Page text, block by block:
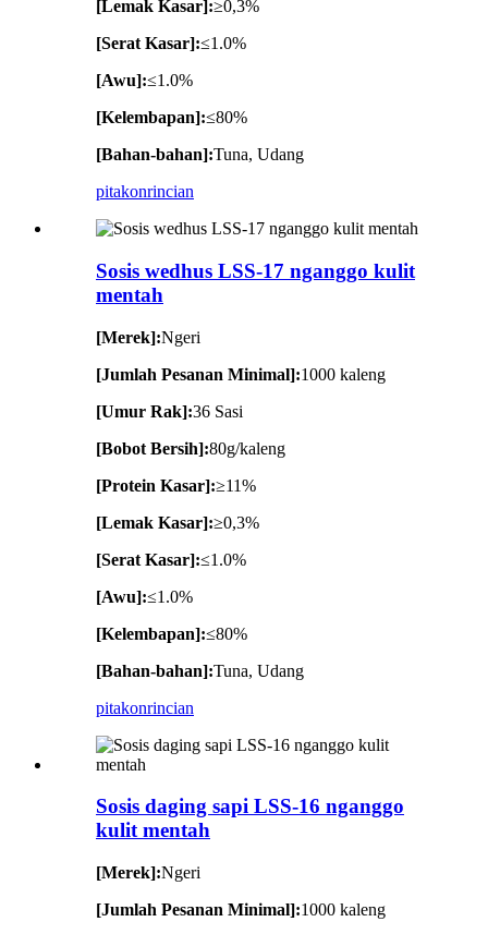
[Lemak Kasar]:≥0,3%
[Serat Kasar]:≤1.0%
[Awu]:≤1.0%
[Kelembapan]:≤80%
[Bahan-bahan]:Tuna, Udang
pitakonrincian
Sosis wedhus LSS-17 nganggo kulit
mentah
[Merek]:Ngeri
[Jumlah Pesanan Minimal]:1000 kaleng
[Umur Rak]:36 Sasi
[Bobot Bersih]:80g/kaleng
[Protein Kasar]:≥11%
[Lemak Kasar]:≥0,3%
[Serat Kasar]:≤1.0%
[Awu]:≤1.0%
[Kelembapan]:≤80%
[Bahan-bahan]:Tuna, Udang
pitakonrincian
Sosis daging sapi LSS-16 nganggo
kulit mentah
[Merek]:Ngeri
[Jumlah Pesanan Minimal]:1000 kaleng